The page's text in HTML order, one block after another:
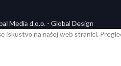
Media d.o.o. - Global Design
iskustvo na našoj web stranici.